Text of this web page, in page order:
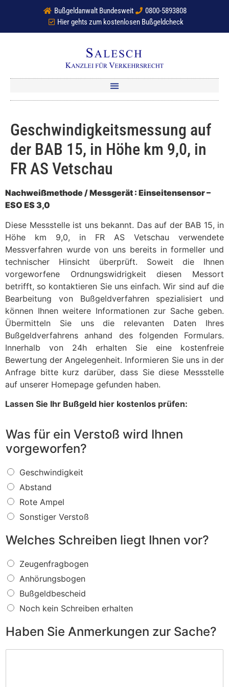
Bußgeldanwalt Bundesweit
0800-5893808
Hier gehts zum kostenlosen Bußgeldcheck
Geschwindigkeitsmessung auf
der BAB 15, in Höhe km 9,0, in
FR AS Vetschau
Nachweißmethode / Messgerät : Einseitensensor –
ESO ES 3,0
Diese Messstelle ist uns bekannt. Das auf der BAB 15, in
Höhe km 9,0, in FR AS Vetschau verwendete
Messverfahren wurde von uns bereits in formeller und
technischer Hinsicht überprüft. Soweit die Ihnen
vorgeworfene Ordnungswidrigkeit diesen Messort
betrifft, so kontaktieren Sie uns einfach. Wir sind auf die
Bearbeitung von Bußgeldverfahren spezialisiert und
können Ihnen weitere Informationen zur Sache geben.
Übermitteln Sie uns die relevanten Daten Ihres
Bußgeldverfahrens anhand des folgenden Formulars.
Innerhalb von 24h erhalten Sie eine kostenfreie
Bewertung der Angelegenheit. Informieren Sie uns in der
Anfrage bitte kurz darüber, dass Sie diese Messstelle
auf unserer Homepage gefunden haben.
Lassen Sie Ihr Bußgeld hier kostenlos prüfen:
Was für ein Verstoß wird Ihnen
vorgeworfen?
W
a
s
f
ü
r
i
V
e
r
s
t
o
ß
w
Geschwindigkeit
Abstand
Rote Ampel
Sonstiger Verstoß
Welches Schreiben liegt Ihnen vor?
W
e
c
h
e
S
Zeugenfragbogen
Anhörungsbogen
Bußgeldbescheid
Noch kein Schreiben erhalten
Haben Sie Anmerkungen zur Sache?